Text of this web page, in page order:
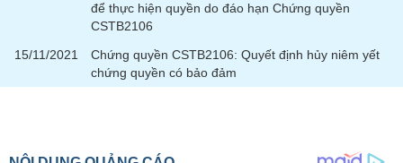
để thực hiện quyền do đáo hạn Chứng quyền
CSTB2106
15/11/2021
Chứng quyền CSTB2106: Quyết định hủy niêm yết
chứng quyền có bảo đảm